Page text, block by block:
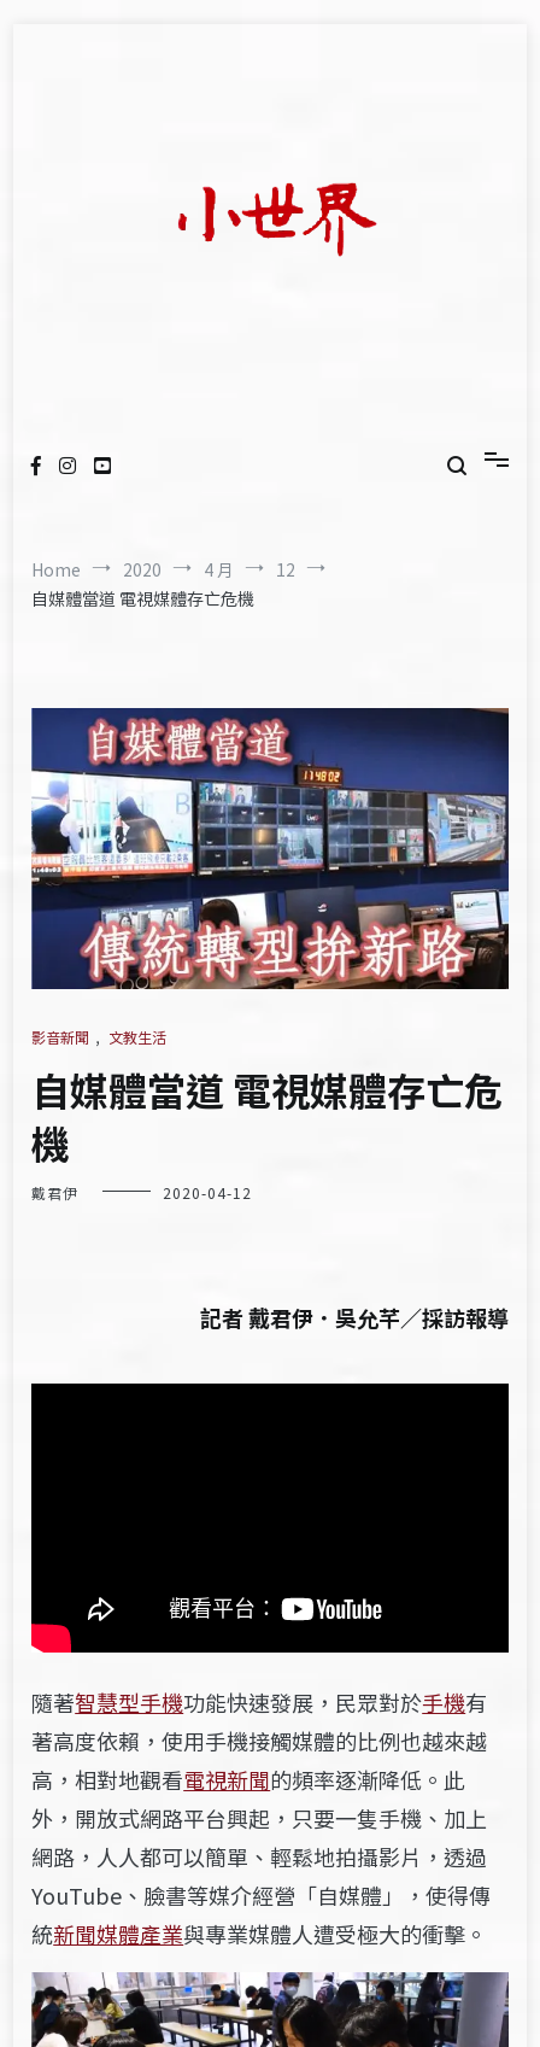
Home 2020 4 月
12
自媒體當道 電視媒體存亡危機
影音新聞 , 文教生活
自媒體當道 電視媒體存亡危
機
戴君伊 2020-04-12
記者 戴君伊．吳允芊／採訪報導
隨著智慧型手機功能快速發展，民眾對於手機有
著高度依賴，使用手機接觸媒體的比例也越來越
高，相對地觀看電視新聞的頻率逐漸降低。此
外，開放式網路平台興起，只要一隻手機、加上
網路，人人都可以簡單、輕鬆地拍攝影片，透過
YouTube 、臉書等媒介經營「自媒體」，使得傳
統新聞媒體產業與專業媒體人遭受極大的衝擊。